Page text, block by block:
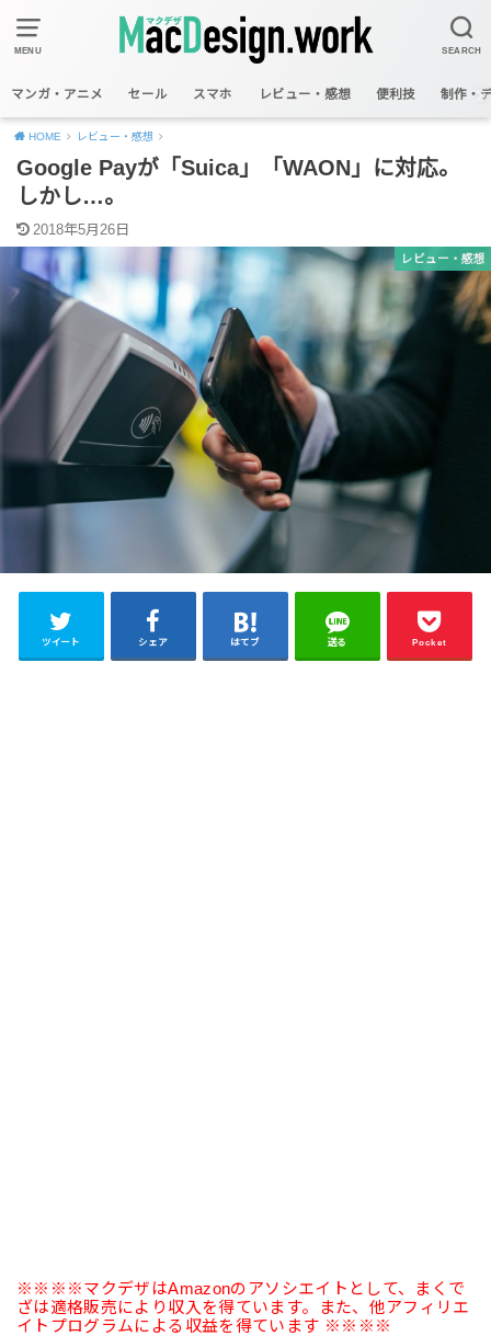
MENU SEARCH
マンガ・アニメ セール スマホ レビュー・感想 便利技 制作・
HOME レビュー・感想
Google Payが「Suica」「WAON」に対応。
しかし…。
2018年5月26日
レビュー・感想
ツイート シェア はてブ 送る Pocket
※※※※マクデザはAmazonのアソシエイトとして、まくで
ざは適格販売により収入を得ています。また、他アフィリエ
イトプログラムによる収益を得ています ※※※※